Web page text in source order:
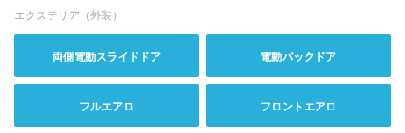
エクステリア（外装）
両側電動スライドドア 電動バックドア
フルエアロ フロントエアロ